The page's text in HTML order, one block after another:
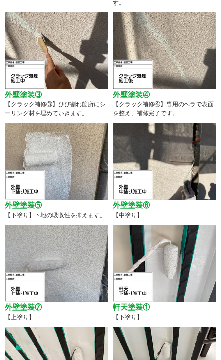
す。
外壁塗装③
【クラック補修③】ひび割れ箇所にシ
ーリング材を埋めていきます。
外壁塗装④
【クラック補修④】専用のヘラで表面
を整え、補修完了です。
外壁塗装⑤
【下塗り】下地の吸収性を抑えます。
外壁塗装⑥
【中塗り】
外壁塗装⑦
【上塗り】
軒天塗装①
【下塗り】